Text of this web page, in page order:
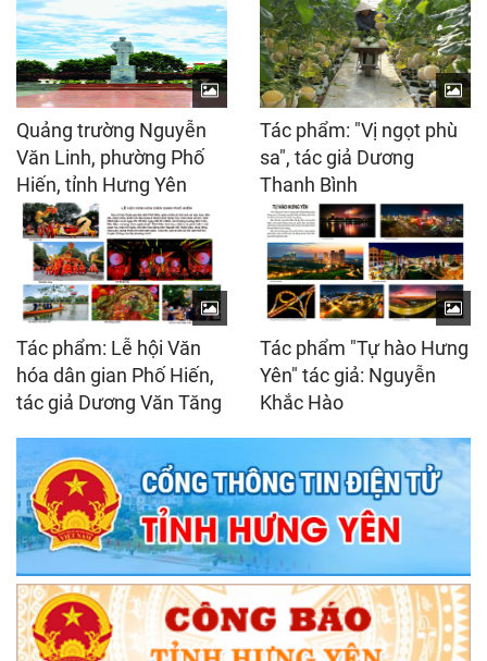
Quảng trường Nguyễn
Văn Linh, phường Phố
Hiến, tỉnh Hưng Yên
Tác phẩm: "Vị ngọt phù
sa", tác giả Dương
Thanh Bình
Tác phẩm: Lễ hội Văn
hóa dân gian Phố Hiến,
tác giả Dương Văn Tăng
Tác phẩm "Tự hào Hưng
Yên" tác giả: Nguyễn
Khắc Hào